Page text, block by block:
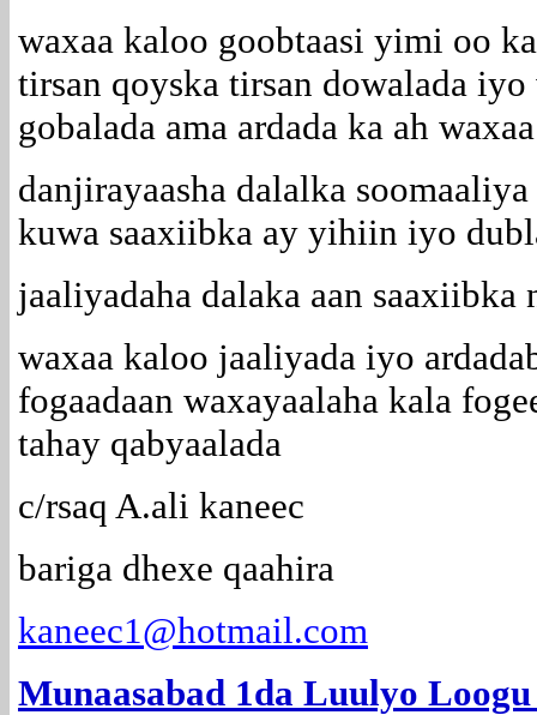
waxaa kaloo goobtaasi yimi oo
tirsan qoyska tirsan dowalada
gobalada ama ardada ka ah
danjirayaasha dalalka
kuwa saaxiibka ay yihiin iyo
jaaliyadaha dalaka aan saaxiibka
waxaa kaloo jaaliyada iyo
fogaadaan waxayaalaha kala
tahay qabyaalada
c/rsaq A.ali kaneec
bariga dhexe qaahira
kaneec1@hotmail.com
Munaasabad 1da Luulyo